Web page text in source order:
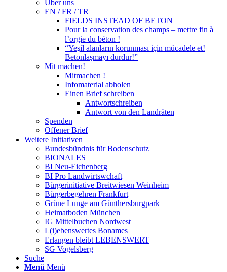
Über uns
EN / FR / TR
FIELDS INSTEAD OF BETON
Pour la conservation des champs – mettre fin à
l’orgie du béton !
“Yeşil alanların korunması için mücadele et!
Betonlaşmayı durdur!”
Mit machen!
Mitmachen !
Infomaterial abholen
Einen Brief schreiben
Antwortschreiben
Antwort von den Landräten
Spenden
Offener Brief
Weitere Initiativen
Bundesbündnis für Bodenschutz
BIONALES
BI Neu-Eichenberg
BI Pro Landwirtswchaft
Bürgerinitiative Breitwiesen Weinheim
Bürgerbegehren Frankfurt
Grüne Lunge am Günthersburgpark
Heimatboden München
IG Mittelbuchen Nordwest
L(i)ebenswertes Bonames
Erlangen bleibt LEBENSWERT
SG Vogelsberg
Suche
Menü Menü